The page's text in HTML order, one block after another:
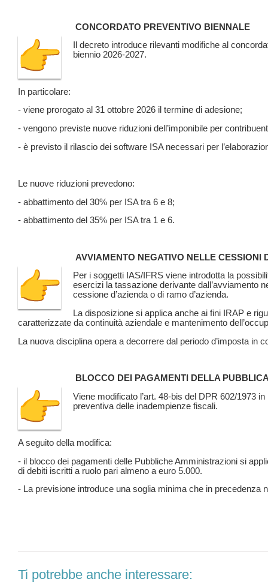
CONCORDATO PREVENTIVO BIENNALE
Il decreto introduce rilevanti modifiche al
biennio 2026-2027.
In particolare:
- viene prorogato al 31 ottobre 2026 il termine di adesione;
- vengono previste nuove riduzioni dell’imponibile per
- è previsto il rilascio dei software ISA necessari per
Le nuove riduzioni prevedono:
- abbattimento del 30% per ISA tra 6 e 8;
- abbattimento del 35% per ISA tra 1 e 6.
AVVIAMENTO NEGATIVO NELLE CESSIONI
Per i soggetti IAS/IFRS viene introdotta la
esercizi la tassazione derivante dall’avviamento
cessione d’azienda o di ramo d’azienda.
La disposizione si applica anche ai fini IRAP e
caratterizzate da continuità aziendale e mantenimento
La nuova disciplina opera a decorrere dal periodo d’imposta in
BLOCCO DEI PAGAMENTI DELLA
Viene modificato l’art. 48-bis del DPR 602/1973
preventiva delle inadempienze fiscali.
A seguito della modifica:
- il blocco dei pagamenti delle Pubbliche Amministrazioni si
di debiti iscritti a ruolo pari almeno a euro 5.000.
- La previsione introduce una soglia minima che in precedenza
Ti potrebbe anche interessare: